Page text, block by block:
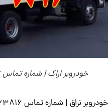
خودروبر اراک | شماره تماس 0863816
خودروبر نراق | شماره تماس 0863816 حمل خودرو با انواع خودروبر